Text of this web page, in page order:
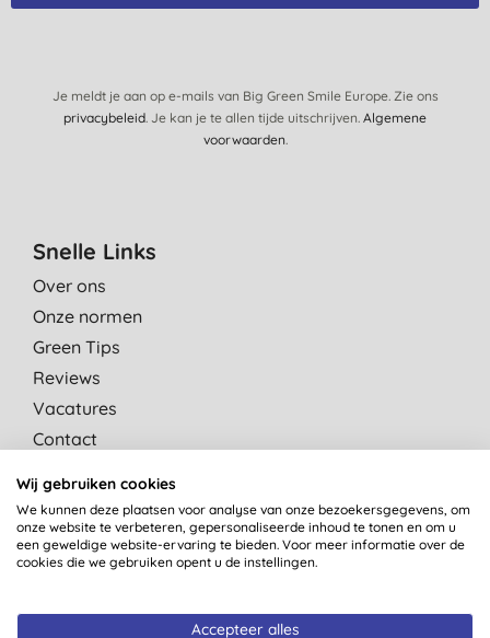
Je meldt je aan op e-mails van Big Green Smile Europe. Zie ons
privacybeleid. Je kan je te allen tijde uitschrijven. Algemene
voorwaarden.
Snelle Links
Over ons
Onze normen
Green Tips
Reviews
Vacatures
Contact
Kinderdagverblijven
Shop per categorie
Shop per merk
Wij gebruiken cookies
We kunnen deze plaatsen voor analyse van onze bezoekersgegevens, om
onze website te verbeteren, gepersonaliseerde inhoud te tonen en om u
een geweldige website-ervaring te bieden. Voor meer informatie over de
cookies die we gebruiken opent u de instellingen.
Accepteer alles